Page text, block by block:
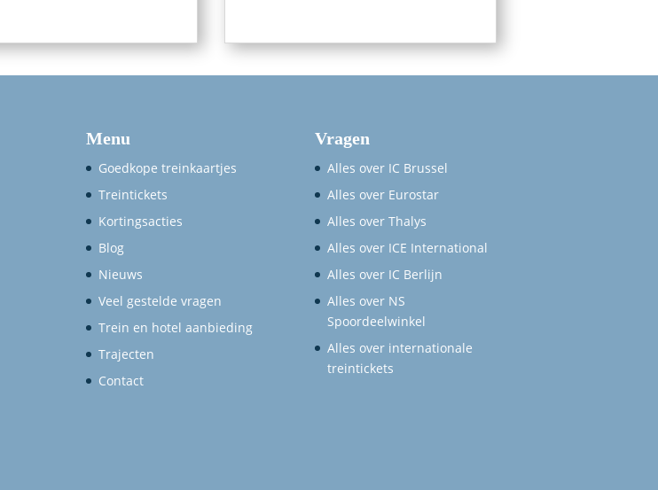
Menu
Goedkope treinkaartjes
Treintickets
Kortingsacties
Blog
Nieuws
Veel gestelde vragen
Trein en hotel aanbieding
Trajecten
Contact
Vragen
Alles over IC Brussel
Alles over Eurostar
Alles over Thalys
Alles over ICE International
Alles over IC Berlijn
Alles over NS
Spoordeelwinkel
Alles over internationale
treintickets